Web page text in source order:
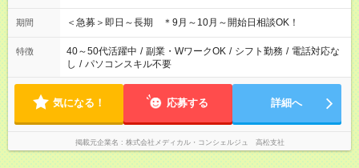
期間 ＜急募＞即日～長期 ＊9月～10月～開始日相談OK！
特徴 40～50代活躍中 / 副業・WワークOK / シフト勤務 / 電話対応な
し / パソコンスキル不要
気になる！ 応募する 詳細へ
掲載元企業名 株式会社メディカル・コンシェルジュ 高松支社